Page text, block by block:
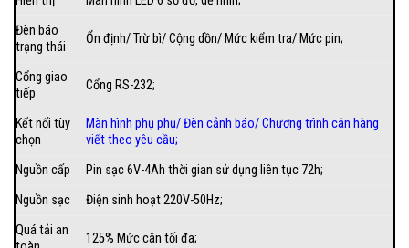
Đèn báo
trạng thái
Ổn định/ Trừ bì/ Cộng dồn/ Mức kiểm tra/ Mức pin;
Cổng giao
tiếp
Cổng RS-232;
Kết nối tùy
chọn
Màn hình phụ phụ/Đèn cảnh báo/Chương trình cân hàng
viết theo yêu cầu;
Nguồn cấp
Pin sạc 6V-4Ah thời gian sử dụng liên tục 72h;
Nguồn sạc
Điện sinh hoạt 220V-50Hz;
Quá tải an
125% Mức cân tối đa;